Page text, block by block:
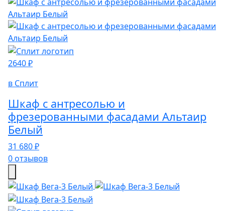
2640 ₽
в Сплит
Шкаф с антресолью и
фрезерованными фасадами Альтаир
Белый
31 680 ₽
0 отзывов